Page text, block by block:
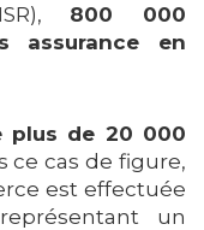
800 000
assurance en
plus de 20 000
ce cas de figure,
est effectuée
un